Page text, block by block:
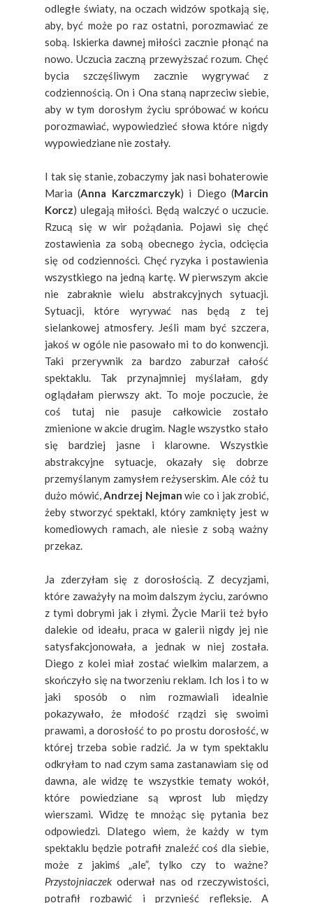
odległe światy, na oczach widzów spotkają się,
aby, być może po raz ostatni, porozmawiać ze
sobą. Iskierka dawnej miłości zacznie płonąć na
nowo. Uczucia zaczną przewyższać rozum. Chęć
bycia szczęśliwym zacznie wygrywać z
codziennością. On i Ona staną naprzeciw siebie,
aby w tym dorosłym życiu spróbować w końcu
porozmawiać, wypowiedzieć słowa które nigdy
wypowiedziane nie zostały.
I tak się stanie, zobaczymy jak nasi bohaterowie
Maria (Anna Karczmarczyk) i Diego (Marcin
Korcz) ulegają miłości. Będą walczyć o uczucie.
Rzucą się w wir pożądania. Pojawi się chęć
zostawienia za sobą obecnego życia, odcięcia
się od codzienności. Chęć ryzyka i postawienia
wszystkiego na jedną kartę. W pierwszym akcie
nie zabraknie wielu abstrakcyjnych sytuacji.
Sytuacji, które wyrywać nas będą z tej
sielankowej atmosfery. Jeśli mam być szczera,
jakoś w ogóle nie pasowało mi to do konwencji.
Taki przerywnik za bardzo zaburzał całość
spektaklu. Tak przynajmniej myślałam, gdy
oglądałam pierwszy akt. To moje poczucie, że
coś tutaj nie pasuje całkowicie zostało
zmienione w akcie drugim. Nagle wszystko stało
się bardziej jasne i klarowne. Wszystkie
abstrakcyjne sytuacje, okazały się dobrze
przemyślanym zamysłem reżyserskim. Ale cóż tu
dużo mówić,Andrzej Nejman wie co i jak zrobić,
żeby stworzyć spektakl, który zamknięty jest w
komediowych ramach, ale niesie z sobą ważny
przekaz.
Ja zderzyłam się z dorosłością. Z decyzjami,
które zaważyłyna moim dalszym życiu, zarówno
z tymi dobrymi jak i złymi. Życie Marii też było
dalekie od ideału, praca w galerii nigdy jej nie
satysfakcjonowała, a jednak w niej została.
Diego z kolei miał zostać wielkim malarzem, a
skończyło się na tworzeniu reklam. Ich los i to w
jaki sposób o nim rozmawiali idealnie
pokazywało, że młodość rządzi się swoimi
prawami, a dorosłość to po prostu dorosłość, w
której trzeba sobie radzić. Ja w tym spektaklu
odkryłam to nad czym sama zastanawiam się od
dawna, ale widzę te wszystkie tematy wokół,
które powiedziane są wprost lub między
wierszami. Widzę te mnożąc się pytania bez
odpowiedzi. Dlatego wiem, że każdy w tym
spektaklu będzie potrafił znaleźć coś dla siebie,
może z jakimś „ale”, tylko czy to ważne?
Przystojniaczek oderwał nas od rzeczywistości,
potrafił rozbawić i przynieść refleksję. A